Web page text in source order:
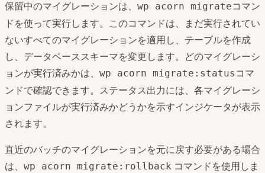
保留中のマイグレーションは、 wp acorn migrateコマン
ドを使って実行します。このコマンドは、まだ実行されてい
ないすべてのマイグレーションを適用し、テーブルを作成
し、データベーススキーマを変更します。どのマイグレーシ
ョンが実行済みかは、 wp acorn migrate:status コマ
ンドで確認できます。ステータス出力には、各マイグレーシ
ョンファイルが実行済みかどうかを示すインジケータが表示
されます。
直近のバッチのマイグレーションを元に戻す必要がある場合
は、 wp acorn migrate:rollback コマンドを使用しま